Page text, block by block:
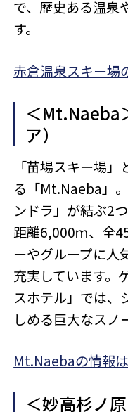
で、歴史ある温泉
す。
赤倉温泉スキー場
＜Mt.Naeba
ア）
「苗場スキー場
る「Mt.Naeba」
ンドラ」が結ぶ2
距離6,000ｍ、全
ーやグループに人
充実しています。
スホテル」では、
しめる巨大なスノ
Mt.Naebaの情報
＜妙高杉ノ